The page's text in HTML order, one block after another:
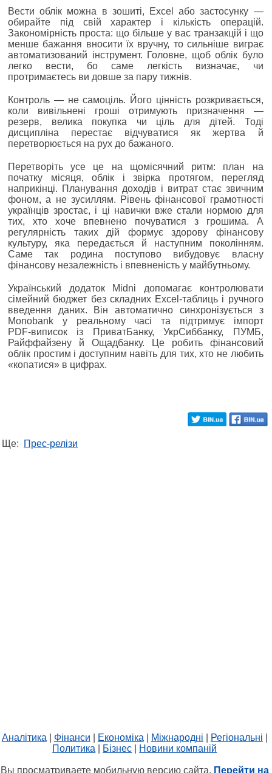
Вести облік можна в зошиті, Excel або застосунку —
обирайте під свій характер і кількість операцій.
Закономірність проста: що більше у вас транзакцій і що
менше бажання вносити їх вручну, то сильніше виграє
автоматизований інструмент. Головне, щоб облік було
легко вести, бо саме легкість визначає, чи
протримаєтесь ви довше за пару тижнів.
Контроль — не самоціль. Його цінність розкривається,
коли вивільнені гроші отримують призначення —
резерв, велика покупка чи ціль для дітей. Тоді
дисципліна перестає відчуватися як жертва й
перетворюється на рух до бажаного.
Перетворіть усе це на щомісячний ритм: план на
початку місяця, облік і звірка протягом, перегляд
наприкінці. Планування доходів і витрат стає звичним
фоном, а не зусиллям. Рівень фінансової грамотності
українців зростає, і ці навички вже стали нормою для
тих, хто хоче впевнено почуватися з грошима. А
регулярність таких дій формує здорову фінансову
культуру, яка передається й наступним поколінням.
Саме так родина поступово вибудовує власну
фінансову незалежність і впевненість у майбутньому.
Український додаток Midni допомагає контролювати
сімейний бюджет без складних Excel-таблиць і ручного
введення даних. Він автоматично синхронізується з
Monobank у реальному часі та підтримує імпорт
PDF‑виписок із ПриватБанку, УкрСиббанку, ПУМБ,
Райффайзену й Ощадбанку. Це робить фінансовий
облік простим і доступним навіть для тих, хто не любить
«копатися» в цифрах.
Ще: Прес-релізи
Аналітика Фінанси Економіка Міжнародні Регіональні
Политика
Бізнес Новини компаній
Вы просматриваете мобильную версию сайта. Перейти на